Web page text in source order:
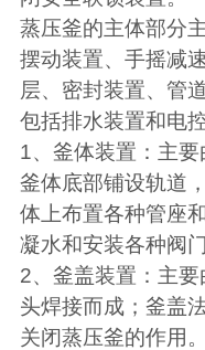
蒸压釜的主体部分
摆动装置、手摇减
层、密封装置、管
包括排水装置和电控
1、釜体装置：主要
釜体底部铺设轨道
体上布置各种管座
凝水和安装各种阀门
2、釜盖装置：主
头焊接而成；釜盖
关闭蒸压釜的作用。